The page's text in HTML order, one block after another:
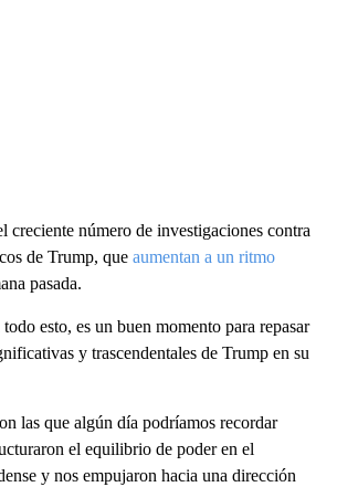
creciente número de investigaciones contra
de Trump, que aumentan a un ritmo
pasada.
esto, es un buen momento para repasar
y trascendentales de Trump en su
las que algún día podríamos recordar
el equilibrio de poder en el
y nos empujaron hacia una dirección